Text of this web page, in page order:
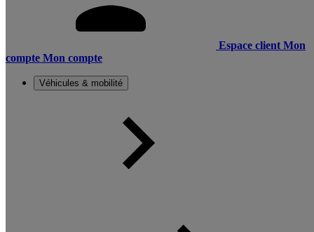
Espace client Mon
compte Mon compte
Véhicules & mobilité